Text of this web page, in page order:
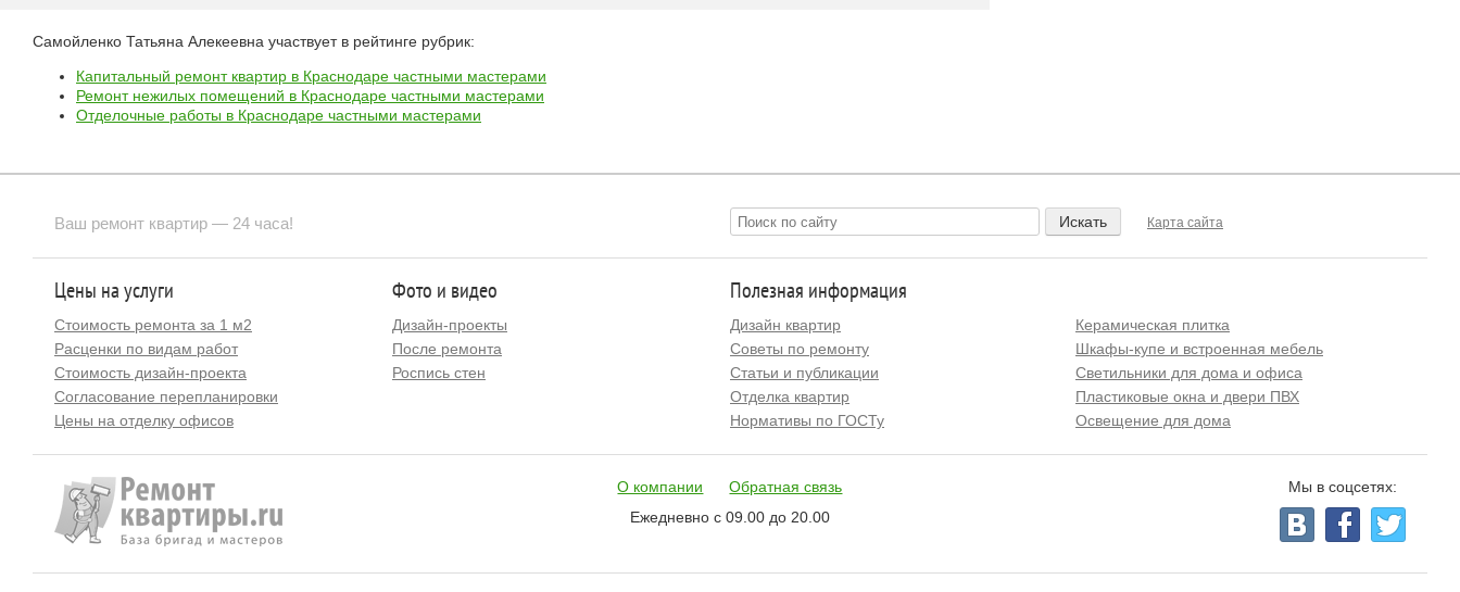
Самойленко Татьяна Алекеевна участвует в рейтинге рубрик:
Капитальный ремонт квартир в Краснодаре частными мастерами
Ремонт нежилых помещений в Краснодаре частными мастерами
Отделочные работы в Краснодаре частными мастерами
Ваш ремонт квартир — 24 часа! Карта сайта
Цены на услуги
Стоимость ремонта за 1 м2
Расценки по видам работ
Стоимость дизайн-проекта
Согласование перепланировки
Цены на отделку офисов
Фото и видео
Дизайн-проекты
После ремонта
Роспись стен
Полезная информация
Дизайн квартир
Советы по ремонту
Статьи и публикации
Отделка квартир
Нормативы по ГОСТу
Керамическая плитка
Шкафы-купе и встроенная мебель
Светильники для дома и офиса
Пластиковые окна и двери ПВХ
Освещение для дома
О компании
Обратная связь
Ежедневно с 09.00 до 20.00
Мы в соцсетях: